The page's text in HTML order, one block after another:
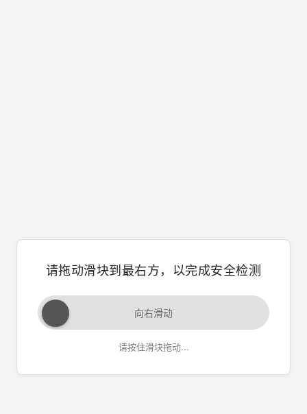
请拖动滑块到最右方，以完成安全检测
向右滑动
请按住滑块拖动...